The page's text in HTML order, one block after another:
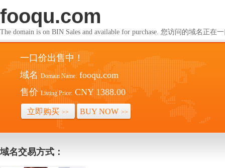
fooqu.com
The domain is on BIN Sales and available for purchase. 您访问的域名正在
一口价出售中！
域名 Domain Name: fooqu.com
售价 Listing Price: CNY 1388.00
立即购买 >> BUY NOW >>
域名交易方式：